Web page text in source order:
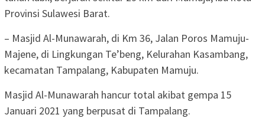
Provinsi Sulawesi Barat.
– Masjid Al-Munawarah, di Km 36, Jalan Poros Mamuju-
Majene, di Lingkungan Te’beng, Kelurahan Kasambang,
kecamatan Tampalang, Kabupaten Mamuju.
Masjid Al-Munawarah hancur total akibat gempa 15
Januari 2021 yang berpusat di Tampalang.